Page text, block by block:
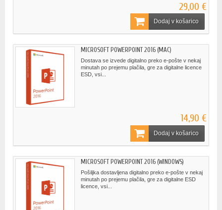
29,00 €
Dodaj v košarico
MICROSOFT POWERPOINT 2016 (MAC)
Dostava se izvede digitalno preko e-pošte v nekaj
minutah po prejemu plačila, gre za digitalne licence
ESD, vsi...
14,90 €
Dodaj v košarico
MICROSOFT POWERPOINT 2016 (WINDOWS)
Pošiljka dostavljena digitalno preko e-pošte v nekaj
minutah po prejemu plačila, gre za digitalne ESD
licence, vsi...